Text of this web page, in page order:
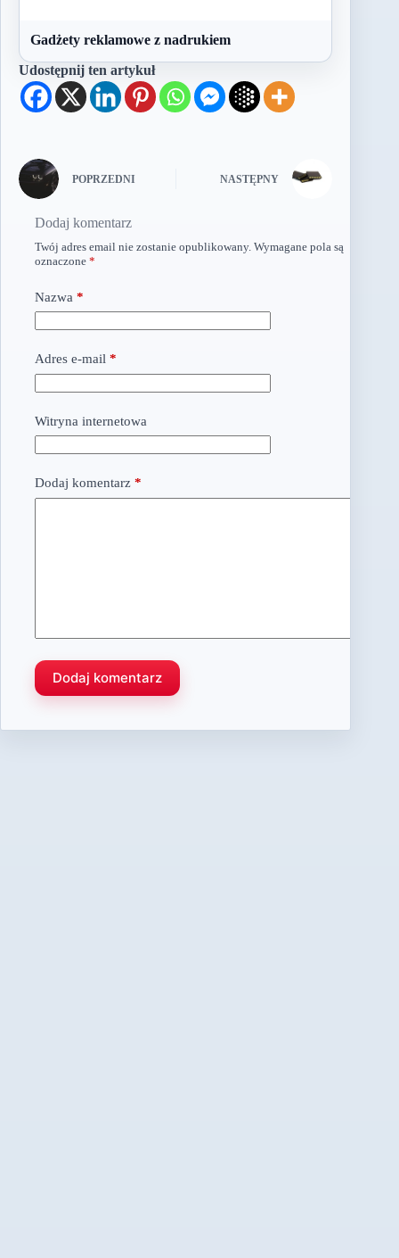
Gadżety reklamowe z nadrukiem
Udostępnij ten artykuł
POPRZEDNI NASTĘPNY
Dodaj komentarz
Twój adres email nie zostanie opublikowany. Wymagane pola są
oznaczone *
Nazwa *
Adres e-mail *
Witryna internetowa
Dodaj komentarz *
Dodaj komentarz